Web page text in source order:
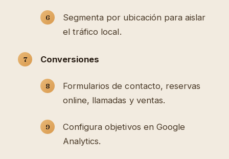
Segmenta por ubicación para aislar
el tráfico local.
Conversiones
Formularios de contacto, reservas
online, llamadas y ventas.
Configura objetivos en Google
Analytics.